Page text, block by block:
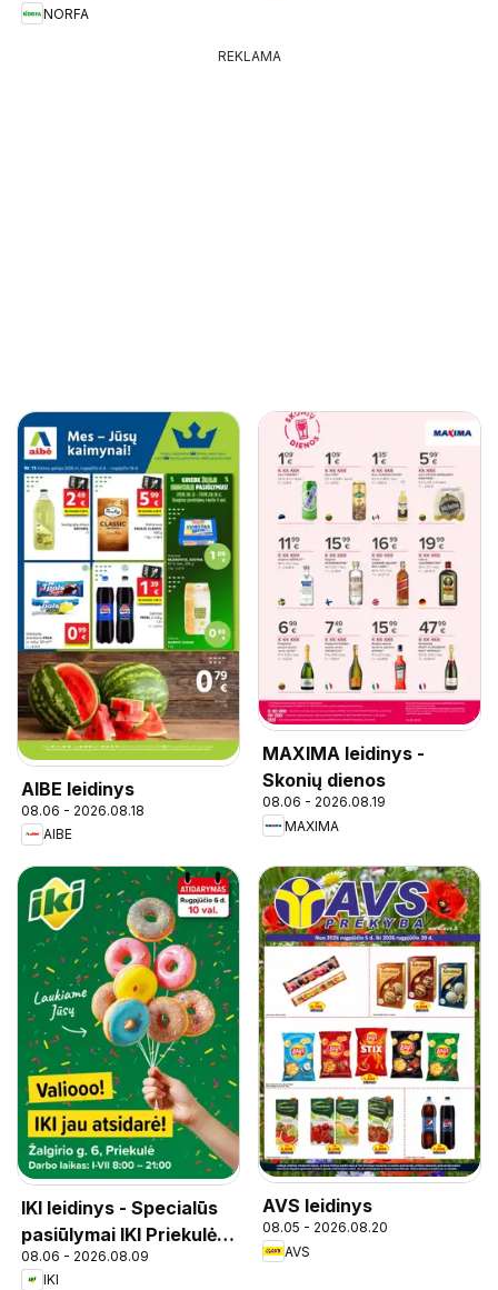
NORFA
REKLAMA
AIBE leidinys
08.06 - 2026.08.18
AIBE
MAXIMA leidinys -
Skonių dienos
08.06 - 2026.08.19
MAXIMA
IKI leidinys - Specialūs
pasiūlymai IKI Priekulė
parduotuvės klientams
08.06 - 2026.08.09
IKI
AVS leidinys
08.05 - 2026.08.20
AVS